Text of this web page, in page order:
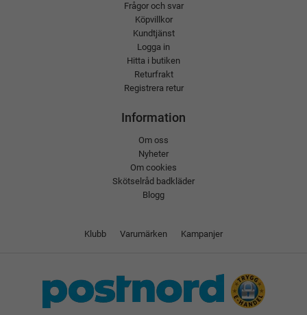
Frågor och svar
Köpvillkor
Kundtjänst
Logga in
Hitta i butiken
Returfrakt
Registrera retur
Information
Om oss
Nyheter
Om cookies
Skötselråd badkläder
Blogg
Klubb Varumärken Kampanjer